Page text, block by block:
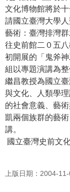
息
參
觀
展
覽
學
習
探
索
認
我
文化博物館將於
請國立臺灣大學
藝術：臺灣排灣
往史前館二０五
初開展的「鬼斧
組以專題演講為
繼昌教授為國立
與文化、人類學
的社會意義、藝
凱兩個族群的藝
講。
國立臺灣史前文
上版日期：2004-